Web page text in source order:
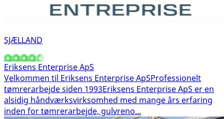
SJÆLLAND
Eriksens Enterprise ApS
Velkommen til Eriksens Enterprise ApSProfessionelt
tømrerarbejde siden 1993 Eriksens Enterprise ApS er en
alsidig håndværksvirksomhed med mange års erfaring
inden for tømrerarbejde, gulvreno...